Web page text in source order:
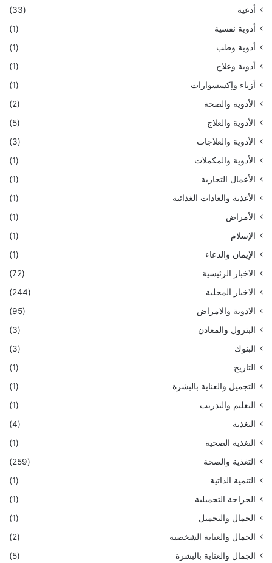
أدعية
(33)
أدوية نفسية
(1)
أدوية وطب
(1)
أدوية وعلاج
(1)
أزياء وإكسسوارات
(1)
الأدوية والصحة
(2)
الأدوية والعلاج
(5)
الأدوية والعلاجات
(3)
الأدوية والمكملات
(1)
الأعمال التجارية
(1)
الأغذية والعادات الغذائية
(1)
الأمراض
(1)
الإسلام
(1)
الإيمان والدعاء
(1)
الاخبار الرئيسية
(72)
الاخبار المحلية
(244)
الادوية والامراض
(95)
البترول والمعادن
(3)
البنوك
(3)
التاريخ
(1)
التجميل والعناية بالبشرة
(1)
التعليم والتدريب
(1)
التغذية
(4)
التغذية الصحية
(1)
التغذية والصحة
(259)
التنمية الذاتية
(1)
الجراحة التجميلية
(1)
الجمال والتجميل
(1)
الجمال والعناية الشخصية
(2)
الجمال والعناية بالبشرة
(5)